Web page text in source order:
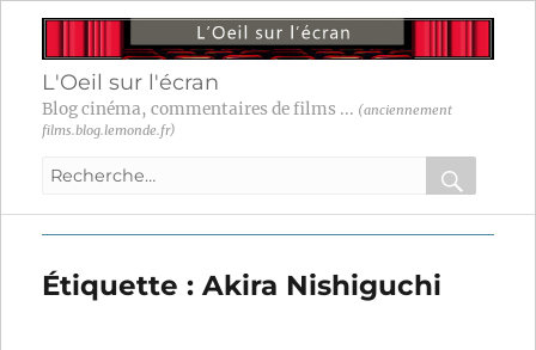
L'Oeil sur l'écran
Blog cinéma, commentaires de films ... (anciennement
films.blog.lemonde.fr)
Recherche
:
OK
Étiquette :Akira Nishiguchi